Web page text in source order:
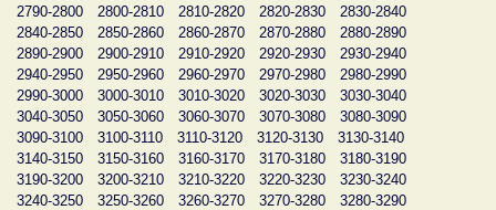
2790-2800
2800-2810 2810-2820 2820-2830
2830-2840
2840-2850
2850-2860 2860-2870 2870-2880
2880-2890
2890-2900
2900-2910 2910-2920 2920-2930
2930-2940
2940-2950
2950-2960 2960-2970 2970-2980
2980-2990
2990-3000
3000-3010 3010-3020 3020-3030
3030-3040
3040-3050
3050-3060 3060-3070 3070-3080
3080-3090
3090-3100
3100-3110 3110-3120 3120-3130
3130-3140
3140-3150
3150-3160 3160-3170 3170-3180
3180-3190
3190-3200
3200-3210 3210-3220 3220-3230
3230-3240
3240-3250
3250-3260 3260-3270 3270-3280
3280-3290